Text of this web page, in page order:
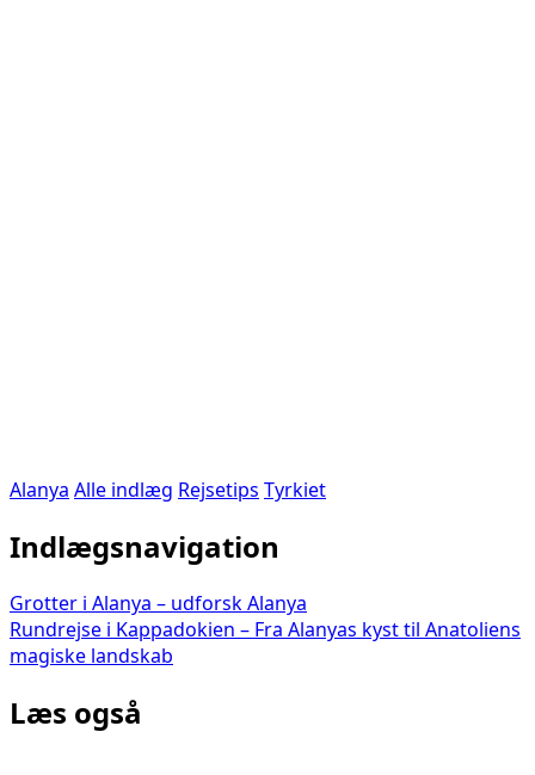
Alanya Alle indlæg Rejsetips Tyrkiet
Indlægsnavigation
Grotter i Alanya – udforsk Alanya
Rundrejse i Kappadokien – Fra Alanyas kyst til Anatoliens
magiske landskab
Læs også